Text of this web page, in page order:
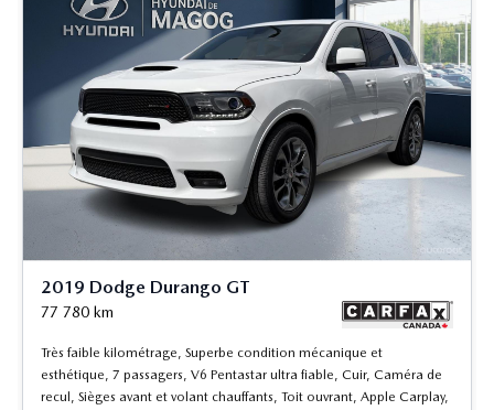
2019 Dodge Durango GT
77 780 km
Très faible kilométrage, Superbe condition mécanique et
esthétique, 7 passagers, V6 Pentastar ultra fiable, Cuir, Caméra de
recul, Sièges avant et volant chauffants, Toit ouvrant, Apple Carplay,